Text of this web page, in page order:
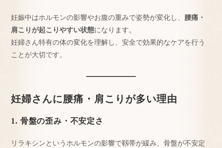
妊娠中はホルモンの影響やお腹の重みで姿勢が変化し、 腰痛・
肩こりが起こりやすい状態になります。
妊婦さん特有の体の変化を理解し、安全で効果的なケアを行う
ことが大切です。
妊婦さんに腰痛・肩こりが多い理由
1. 骨盤の歪み・不安定さ
リラキシンというホルモンの影響で靱帯が緩み、骨盤が不安定